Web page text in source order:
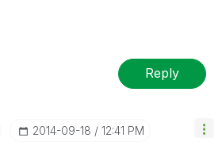
Reply
‎2014-09-18 12:41 PM